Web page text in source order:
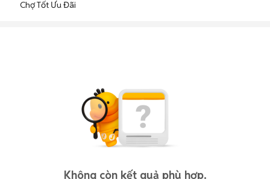
Chợ Tốt Ưu Đãi
Không còn kết quả phù hợp.